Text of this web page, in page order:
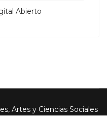
Abierto
Artes y Ciencias Sociales